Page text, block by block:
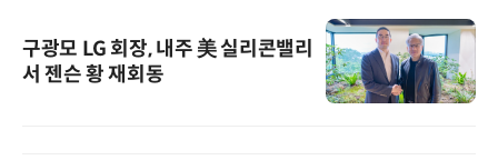
구광모 LG 회장, 내주 美 실리콘밸리
서 젠슨 황 재회동